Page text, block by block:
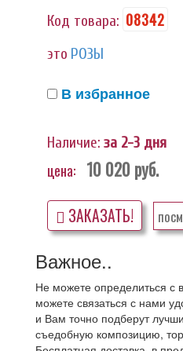
Код товара: 08342
это РОЗЫ
В избранное
Наличие: за 2-3 дня
цена: 10 020руб.
ЗАКАЗАТЬ!
Важное..
Не можете определиться с
можете связаться с нами
и Вам точно подберут
съедобную композицию,